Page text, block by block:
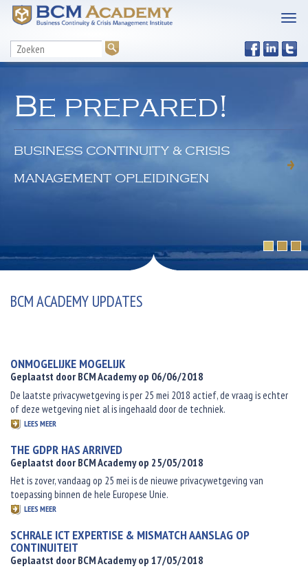
Be prepared!
BUSINESS CONTINUITY & CRISIS
MANAGEMENT OPLEIDINGEN
BCM ACADEMY UPDATES
ONMOGELIJKE MOGELIJK
Geplaatst door BCM Academy op 06/06/2018
De laatste privacywetgeving is per 25 mei 2018 actief, de vraag is echter
of deze wetgeving niet al is ingehaald door de techniek.
LEES MEER
THE GDPR HAS ARRIVED
Geplaatst door BCM Academy op 25/05/2018
Het is zover, vandaag op 25 mei is de nieuwe privacywetgeving van
toepassing binnen de hele Europese Unie.
LEES MEER
SCHRALE ICT EXPERTISE & MISMATCH AANSLAG OP
CONTINUITEIT
Geplaatst door BCM Academy op 17/05/2018